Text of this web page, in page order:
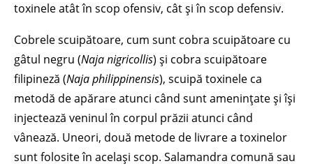
toxinele atât în scop ofensiv, cât și în scop defensiv.
Cobrele scuipătoare, cum sunt cobra scuipătoare cu
gâtul negru (Naja nigricollis) și cobra scuipătoare
filipineză (Naja philippinensis), scuipă toxinele ca
metodă de apărare atunci când sunt amenințate și își
injectează veninul în corpul prăzii atunci când
vânează. Uneori, două metode de livrare a toxinelor
sunt folosite în același scop. Salamandra comună sau